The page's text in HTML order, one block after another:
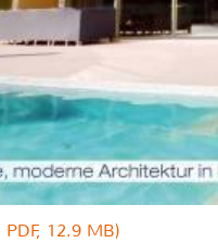
12.9 MB)